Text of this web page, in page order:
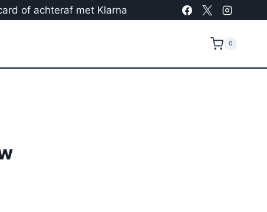
of achteraf met Klarna
0